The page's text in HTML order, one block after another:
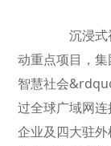
沉浸式
动重点项目，
智慧社会
过全球广域网
企业及四大驻